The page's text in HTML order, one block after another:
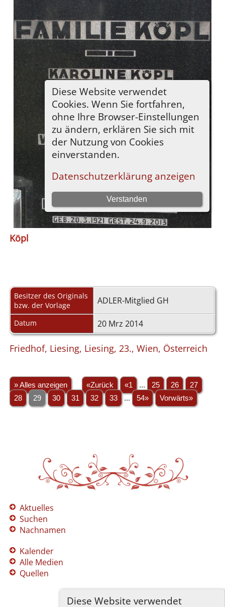
Diese Website verwendet
Köpl
Besitzer des Originals
bzw. der Vorlage
ADLER-Mitglied GH
Datum 20 Mrz 2014
Friedhof, Liesing, Liesing, 23., Wien, Österreich
» Alles anzeigen «Zurück «1 ... 25 26
27
28
29 30 31 32 33 ... 54» Vorwärts»
Aktuelles
Suchen
Nachnamen
Kalender
Alle Medien
Quellen